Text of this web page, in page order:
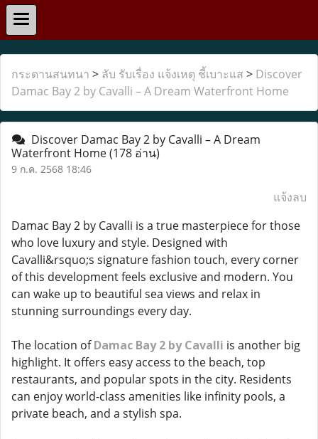
กระดานสนทนา > ลับ รับเรื่อง แจ้งเหตุ ชี้เบาะแส > Discover
Damac Bay 2 by Cavalli – A Dream Waterfront Home
Discover Damac Bay 2 by Cavalli – A Dream
Waterfront Home(178 อ่าน)
9 ก.ค. 2568 18:46
แจ้งลบ
Damac Bay 2 by Cavalli is a true masterpiece for those
who love luxury and style. Designed with
Cavalli&rsquo;s signature fashion touch, every corner
of this development feels exclusive and modern. You
can wake up to beautiful sea views and relax in
stunning surroundings every day.
The location ofDamac Bay 2 by Cavalli is another big
highlight. It offers easy access to the beach, top
restaurants, and popular spots in the city. Residents
can enjoy world-class amenities like infinity pools, a
private beach, and a stylish spa.